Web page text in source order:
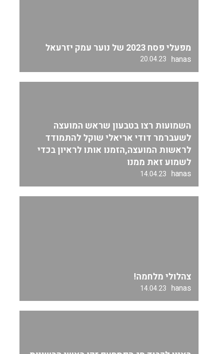
מפעלי פסח 2023 של נוער עמק יזרעאל
hanas
20.04.23
השמועות רצו בטבעון שראש המועצה
לשעברמר דודי אריאלי שוקל להתמודד
לראשות המועצה,הזמנו אותו לראיון בכדי
לשמוע זאת ממנו
hanas
14.04.23
צהלולי מלחמה!
hanas
14.04.23